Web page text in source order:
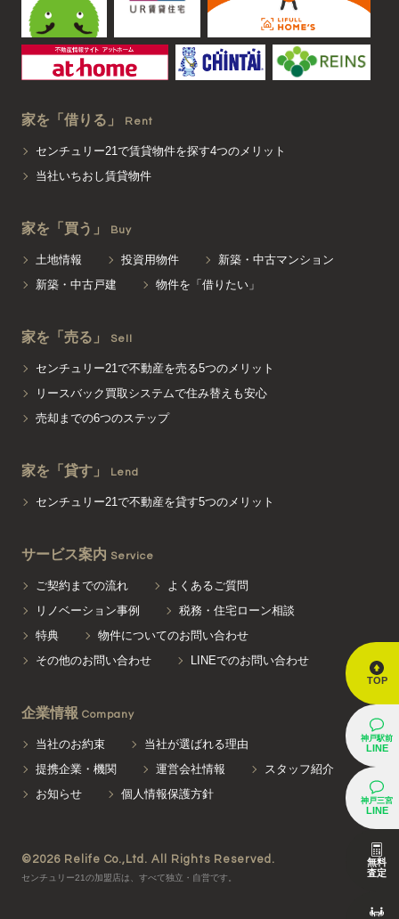
TOP
神戸駅前
LINE
神戸三宮
LINE
無料
査定
家を「借りる」 Rent
センチュリー21で賃貸物件を探す4つのメリット
当社いちおし賃貸物件
家を「買う」 Buy
土地情報 投資用物件
新築・中古マンション
新築・中古戸建
物件を「借りたい」
家を「売る」 Sell
センチュリー21で不動産を売る5つのメリット
リースバック買取システムで住み替えも安心
売却までの6つのステップ
家を「貸す」 Lend
センチュリー21で不動産を貸す5つのメリット
サービス案内 Service
ご契約までの流れ
よくあるご質問
リノベーション事例
税務・住宅ローン相談
特典
物件についてのお問い合わせ
その他のお問い合わせ
LINEでのお問い合わせ
企業情報 Company
当社のお約束
当社が選ばれる理由
提携企業・機関
運営会社情報
スタッフ紹介
お知らせ
個人情報保護方針
©2026 Relife Co.,Ltd. All Rights Reserved.
センチュリー21の加盟店は、すべて独立・自営です。